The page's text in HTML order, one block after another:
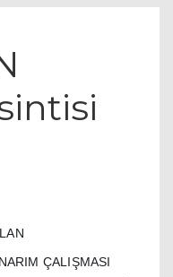
ÇALIŞMASI